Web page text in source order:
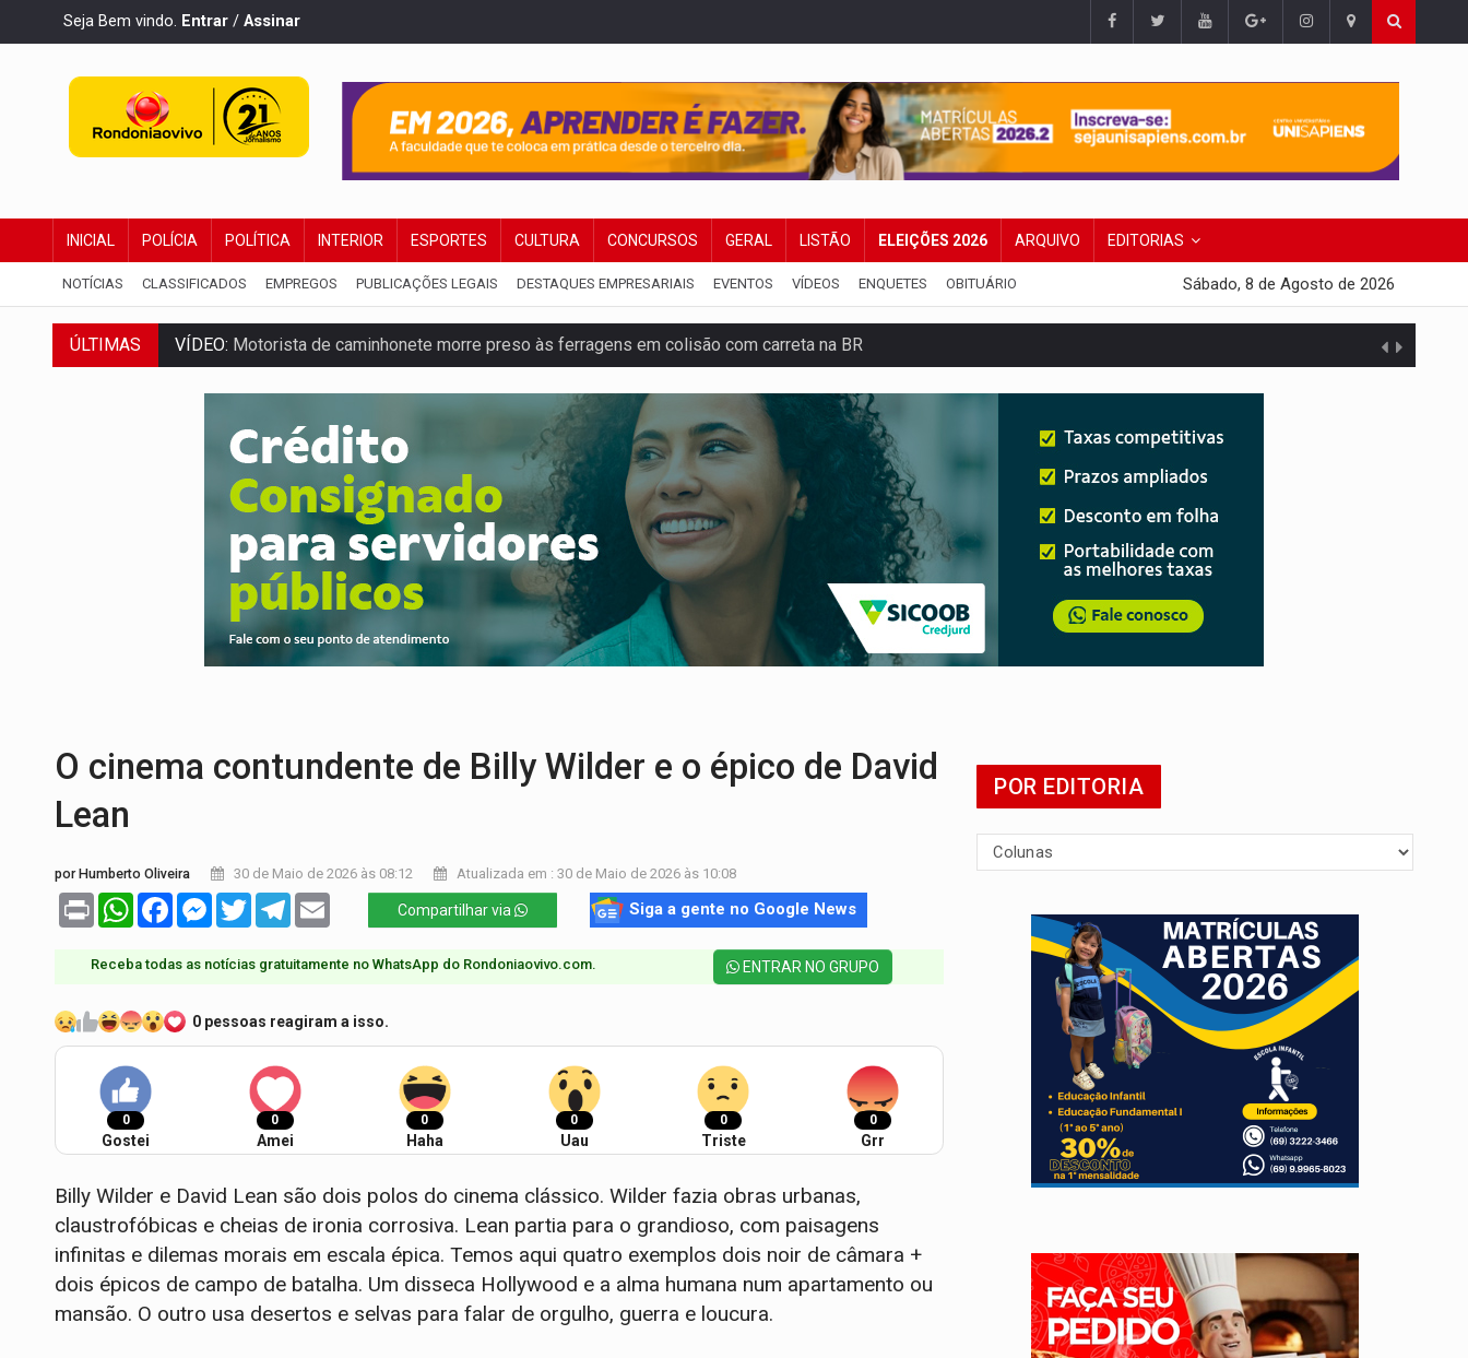
Seja Bem vindo. Entrar / Assinar
INICIAL POLÍCIA POLÍTICA INTERIOR ESPORTES CULTURA CONCURSOS GERAL LISTÃO ELEIÇÕES 2026 ARQUIVO EDITORIAS
NOTÍCIAS CLASSIFICADOS EMPREGOS PUBLICAÇÕES LEGAIS DESTAQUES EMPRESARIAIS EVENTOS VÍDEOS ENQUETES OBITUÁRIO Sábado, 8 de Agosto de 2026
ÚLTIMAS LAZER: Seis lugares gratuitos para aproveitar o fim de semana em Porto Velho
VÍDEO:FTICCO e Força Tática prendem membro do CV com arma e drogas em boca de fumo
INCLUSÃO: Prefeitura fortalece parceria com a APAE para ampliar ações voltadas a PCD's
DEFESA:Exército testa inovações no combate a drones durante exercício antiaéreo
TEMAS SOCIOAMBIENTAIS:Em Itapuã do Oeste, CINEMAZÔNIA leva cinema amazônico a estudantes na escola
PREVISÃO:Interior de Rondônia terá sábado (8) de calor intenso e tempo firme
INFRAESTRUTURA:Após quase 30 anos de espera, asfalto chega ao bairro Nova Esperança
A ILHA: Coreografia de Rondônia estreia na programação do Festival de Dança de Joinville
O cinema contundente de Billy Wilder e o épico de David
Lean
por Humberto Oliveira 30 de Maio de 2026 às 08:12 Atualizada em : 30 de Maio de 2026 às 10:08
Print WhatsAppFacebookMessenger
TwitterTelegram Compartilhar via Siga a gente no Google News
Receba todas as notícias gratuitamente no WhatsApp do Rondoniaovivo.com.​ ENTRAR NO GRUPO
0 pessoas reagiram a isso.
0
Gostei
0
Amei
0
Haha
0
Uau
0
Triste
0
Grr
Billy Wilder e David Lean são dois polos do cinema clássico. Wilder fazia obras urbanas,
claustrofóbicas e cheias de ironia corrosiva. Lean partia para o grandioso, com paisagens
infinitas e dilemas morais em escala épica. Temos aqui quatro exemplos dois noir de câmara +
dois épicos de campo de batalha. Um disseca Hollywood e a alma humana num apartamento ou
mansão. O outro usa desertos e selvas para falar de orgulho, guerra e loucura.
POR EDITORIA